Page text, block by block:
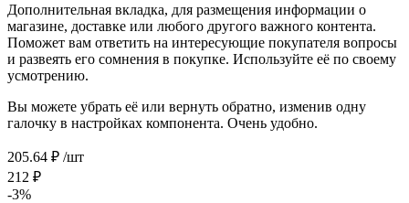
Дополнительная вкладка, для размещения информации о
магазине, доставке или любого другого важного контента.
Поможет вам ответить на интересующие покупателя вопросы
и развеять его сомнения в покупке. Используйте её по своему
усмотрению.
Вы можете убрать её или вернуть обратно, изменив одну
галочку в настройках компонента. Очень удобно.
205.64 ₽ /шт
212 ₽
-3%